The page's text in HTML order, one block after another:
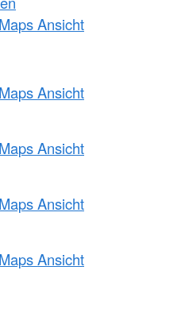
Ansicht
Ansicht
Ansicht
Ansicht
Ansicht